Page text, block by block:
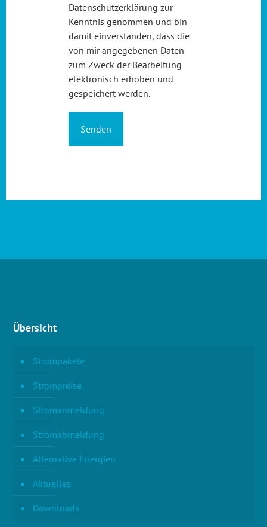
Datenschutzerklärung zur
Kenntnis genommen und bin
damit einverstanden, dass die
von mir angegebenen Daten
zum Zweck der Bearbeitung
elektronisch erhoben und
gespeichert werden.
Senden
Übersicht
Strompakete
Strompreise
Stromanmeldung
Stromabmeldung
Alternative Energien
Aktuelles
Downloads